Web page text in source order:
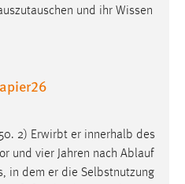
und ihr Wissen
2) Erwirbt er innerhalb des
und vier Jahren nach Ablauf
, in dem er die Selbstnutzung